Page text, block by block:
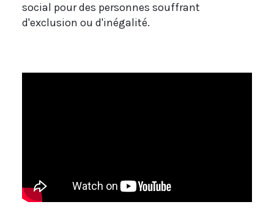
social pour des personnes souffrant
d'exclusion ou d'inégalité.